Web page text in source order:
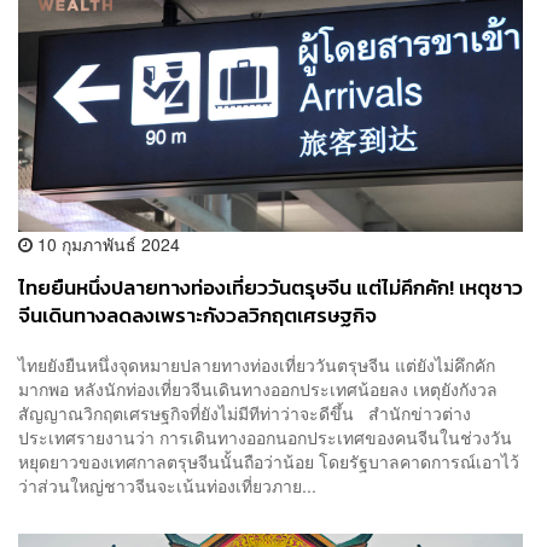
10 กุมภาพันธ์ 2024
ไทยยืนหนึ่งปลายทางท่องเที่ยววันตรุษจีน แต่ไม่คึกคัก! เหตุชาว
จีนเดินทางลดลงเพราะกังวลวิกฤตเศรษฐกิจ
ไทยยังยืนหนึ่งจุดหมายปลายทางท่องเที่ยววันตรุษจีน แต่ยังไม่คึกคัก
มากพอ หลังนักท่องเที่ยวจีนเดินทางออกประเทศน้อยลง เหตุยังกังวล
สัญญาณวิกฤตเศรษฐกิจที่ยังไม่มีทีท่าว่าจะดีขึ้น สำนักข่าวต่าง
ประเทศรายงานว่า การเดินทางออกนอกประเทศของคนจีนในช่วงวัน
หยุดยาวของเทศกาลตรุษจีนนั้นถือว่าน้อย โดยรัฐบาลคาดการณ์เอาไว้
ว่าส่วนใหญ่ชาวจีนจะเน้นท่องเที่ยวภาย...